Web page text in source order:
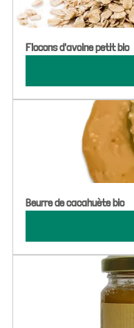
Flocons d'avoine petit bio
Beurre de cacahuète bio